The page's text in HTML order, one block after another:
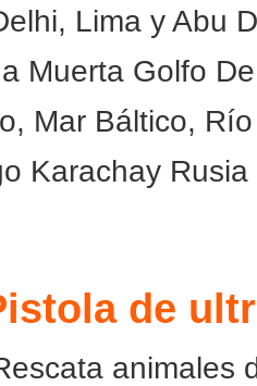
Lima y Abu
Muerta Golfo
Mar Báltico,
Karachay
de
animales